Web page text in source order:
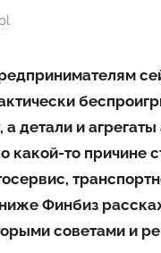
детали и
какой-то причине
Финбиз
советами и